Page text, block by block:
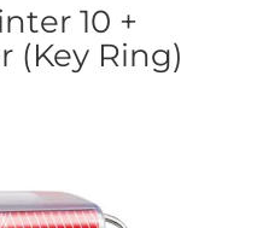
10 +
(Key Ring)